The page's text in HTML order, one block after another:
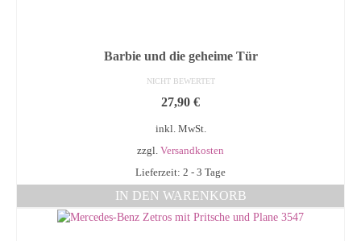
Barbie und die geheime Tür
NICHT BEWERTET
27,90 €
inkl. MwSt.
zzgl. Versandkosten
Lieferzeit: 2 - 3 Tage
IN DEN WARENKORB